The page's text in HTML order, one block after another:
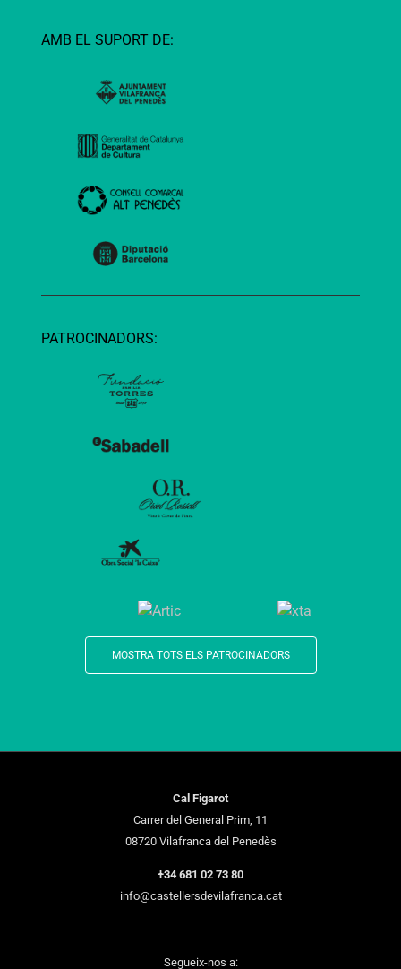
AMB EL SUPORT DE:
PATROCINADORS:
MOSTRA TOTS ELS PATROCINADORS
Cal Figarot
Carrer del General Prim, 11
08720 Vilafranca del Penedès
+34 681 02 73 80
info@castellersdevilafranca.cat
Segueix-nos a: